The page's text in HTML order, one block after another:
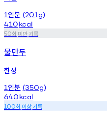
1 인분 (201g)
410kcal
50회 미만기록
물만두
한성
1 인분 (350g)
640kcal
100회 이상기록